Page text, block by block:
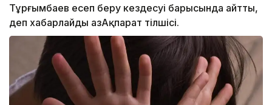
Тұрғымбаев есеп беру кездесуі барысында айтты,
деп хабарлайды ҚазАқпарат тілшісі.